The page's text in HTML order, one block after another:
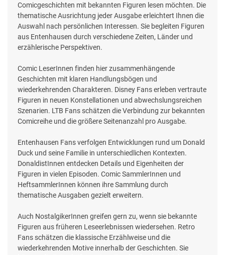
Comicgeschichten mit bekannten Figuren lesen möchten. Die
thematische Ausrichtung jeder Ausgabe erleichtert Ihnen die
Auswahl nach persönlichen Interessen. Sie begleiten Figuren
aus Entenhausen durch verschiedene Zeiten, Länder und
erzählerische Perspektiven.
Comic LeserInnen finden hier zusammenhängende
Geschichten mit klaren Handlungsbögen und
wiederkehrenden Charakteren. Disney Fans erleben vertraute
Figuren in neuen Konstellationen und abwechslungsreichen
Szenarien. LTB Fans schätzen die Verbindung zur bekannten
Comicreihe und die größere Seitenanzahl pro Ausgabe.
Entenhausen Fans verfolgen Entwicklungen rund um Donald
Duck und seine Familie in unterschiedlichen Kontexten.
DonaldistInnen entdecken Details und Eigenheiten der
Figuren in vielen Episoden. Comic SammlerInnen und
HeftsammlerInnen können ihre Sammlung durch
thematische Ausgaben gezielt erweitern.
Auch NostalgikerInnen greifen gern zu, wenn sie bekannte
Figuren aus früheren Leseerlebnissen wiedersehen. Retro
Fans schätzen die klassische Erzählweise und die
wiederkehrenden Motive innerhalb der Geschichten. Sie